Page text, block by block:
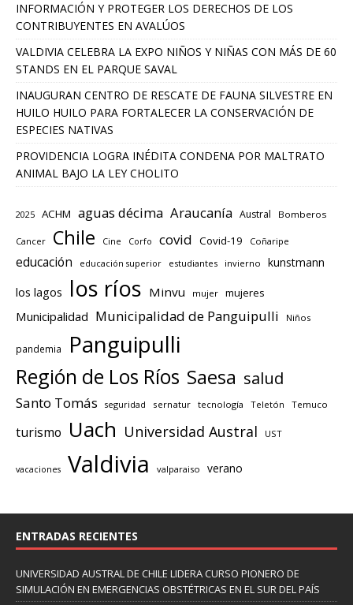
INFORMACIÓN Y PROTEGER LOS DERECHOS DE LOS
CONTRIBUYENTES EN AVALÚOS
VALDIVIA CELEBRA LA EXPO NIÑOS Y NIÑAS CON MÁS DE 60
STANDS EN EL PARQUE SAVAL
INAUGURAN CENTRO DE RESCATE DE FAUNA SILVESTRE EN
HUILO HUILO PARA FORTALECER LA CONSERVACIÓN DE
ESPECIES NATIVAS
PROVIDENCIA LOGRA INÉDITA CONDENA POR MALTRATO
ANIMAL BAJO LA LEY CHOLITO
2025 ACHM aguas décima Araucanía Austral Bomberos
Cancer Chile Cine Corfo covid Covid-19 Coñaripe
educación educación superior estudiantes invierno kunstmann
los lagos los ríos Minvu mujer mujeres
Municipalidad Municipalidad de Panguipulli Niños
pandemia Panguipulli
Región de Los Ríos Saesa salud
Santo Tomás seguridad sernatur tecnología Teletón Temuco
turismo Uach Universidad Austral UST
vacaciones Valdivia valparaiso verano
ENTRADAS RECIENTES
UNIVERSIDAD AUSTRAL DE CHILE LIDERA CURSO PIONERO DE
SIMULACIÓN EN EMERGENCIAS OBSTÉTRICAS EN EL SUR DEL PAÍS